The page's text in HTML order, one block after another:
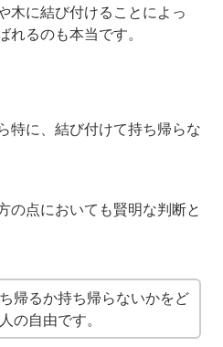
木に結び付けることによっ
るのも本当です。
特に、結び付けて持ち帰らな
の点においても賢明な判断と
帰るか持ち帰らないかをど
の自由です。